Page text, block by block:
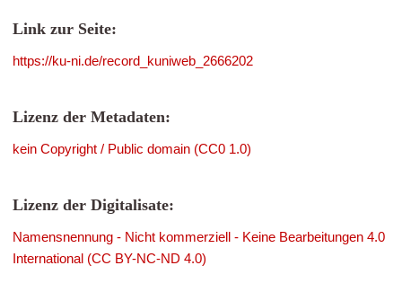
Link zur Seite:
https://ku-ni.de/record_kuniweb_2666202
Lizenz der Metadaten:
kein Copyright / Public domain (CC0 1.0)
Lizenz der Digitalisate:
Namensnennung - Nicht kommerziell - Keine Bearbeitungen 4.0
International (CC BY-NC-ND 4.0)